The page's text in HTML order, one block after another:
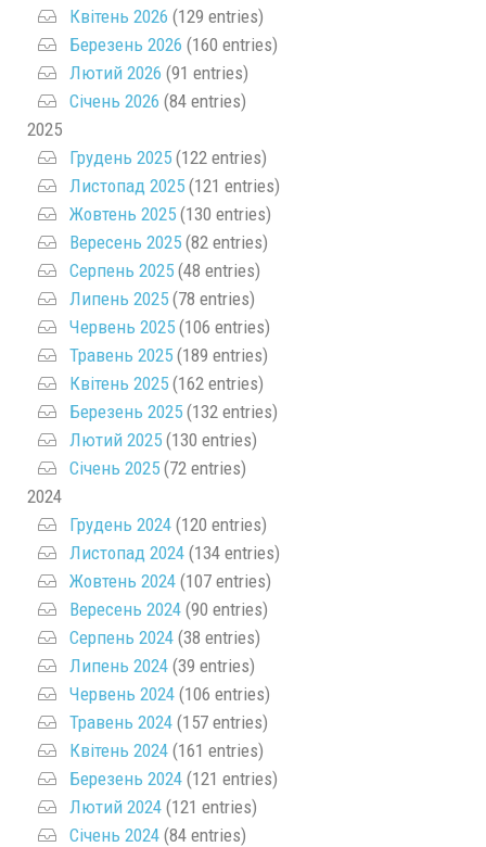
Квітень 2026 (129 entries)
Березень 2026 (160 entries)
Лютий 2026 (91 entries)
Січень 2026 (84 entries)
2025
Грудень 2025 (122 entries)
Листопад 2025 (121 entries)
Жовтень 2025 (130 entries)
Вересень 2025 (82 entries)
Серпень 2025 (48 entries)
Липень 2025 (78 entries)
Червень 2025 (106 entries)
Травень 2025 (189 entries)
Квітень 2025 (162 entries)
Березень 2025 (132 entries)
Лютий 2025 (130 entries)
Січень 2025 (72 entries)
2024
Грудень 2024 (120 entries)
Листопад 2024 (134 entries)
Жовтень 2024 (107 entries)
Вересень 2024 (90 entries)
Серпень 2024 (38 entries)
Липень 2024 (39 entries)
Червень 2024 (106 entries)
Травень 2024 (157 entries)
Квітень 2024 (161 entries)
Березень 2024 (121 entries)
Лютий 2024 (121 entries)
Січень 2024 (84 entries)